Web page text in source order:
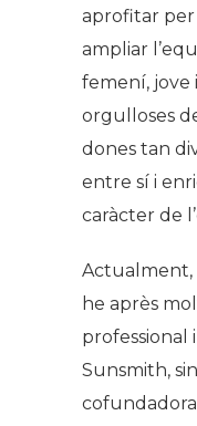
aprofitar per
ampliar
femení, jove
orgulloses
dones tan
entre sí i
caràcter de
Actualment,
he après
professional
Sunsmith,